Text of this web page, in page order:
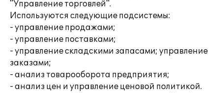
"Управление торговлей".
Используются следующие подсистемы:
- управление продажами;
- управление поставками;
- управление складскими запасами; управление
заказами;
- анализ товарооборота предприятия;
- анализ цен и управление ценовой политикой.